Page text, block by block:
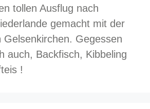
tollen Ausflug nach
gemacht mit der
Gelsenkirchen. Gegessen
auch, Backfisch, Kibbeling
!